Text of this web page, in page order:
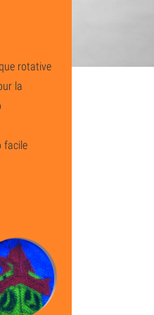
rotative
la
facile